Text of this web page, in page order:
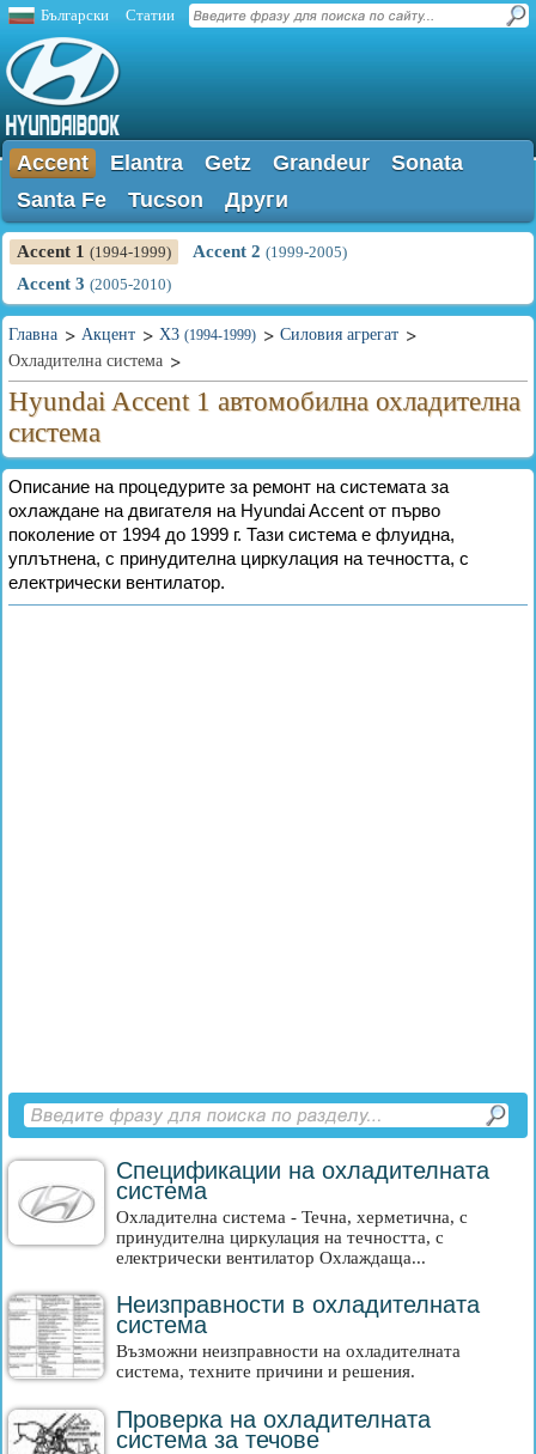
Български Статии
Accent Elantra Getz Grandeur
Sonata
Santa Fe
Tucson Други
Accent 1 (1994-1999) Accent 2 (1999-2005)
Accent 3 (2005-2010)
Главна Акцент X3 (1994-1999)
Силовия агрегат
Охладителна система
Hyundai Accent 1 автомобилна охладителна
система
Описание на процедурите за ремонт на системата за
охлаждане на двигателя на Hyundai Accent от първо
поколение от 1994 до 1999 г. Тази система е флуидна,
уплътнена, с принудителна циркулация на течността, с
електрически вентилатор.
Спецификации на охладителната
система
Охладителна система - Течна, херметична, с
принудителна циркулация на течността, с
електрически вентилатор Охлаждаща...
Неизправности в охладителната
система
Възможни неизправности на охладителната
система, техните причини и решения.
Проверка на охладителната
система за течове